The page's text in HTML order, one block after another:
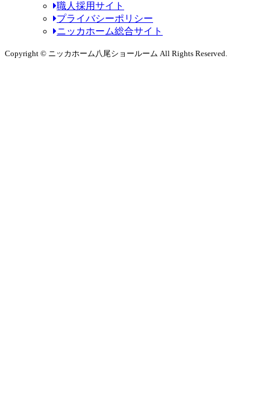
職人採用サイト
プライバシーポリシー
ニッカホーム総合サイト
Copyright © ニッカホーム八尾ショールーム All Rights Reserved.